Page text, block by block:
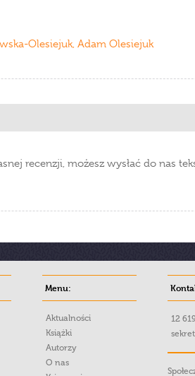
Olesiejuk, Adam Olesiejuk
recenzji, możesz wysłać do nas
Menu:
Aktualności
Książki
Autorzy
O nas
12